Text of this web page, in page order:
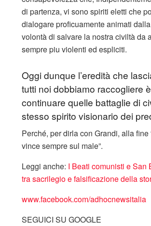
di partenza, vi sono spiriti eletti che
dialogare proficuamente animati
volontà di salvare la nostra civiltà da
sempre piu violenti ed espliciti.
Oggi dunque l’eredità che
tutti noi dobbiamo raccogliere è
continuare quelle battaglie di
stesso spirito visionario dei
Perché, per dirla con Grandi, alla fine
vince sempre sul male”.
Leggi anche: I Beati comunisti e San
tra sacrilegio e falsificazione della
www.facebook.com/adhocnewsitalia
SEGUICI SU GOOGLE